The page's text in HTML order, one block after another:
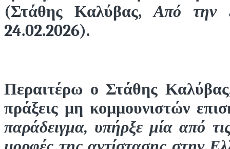
(Στάθης Καλύβας,Από την
24.02.2026).
Περαιτέρω ο Στάθης
πράξεις μη κομμουνιστών
παράδειγμα, υπήρξε μία από